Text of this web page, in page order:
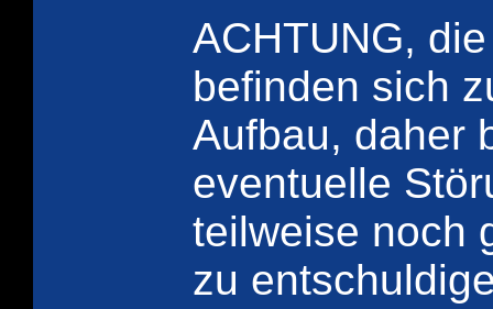
ACHTUNG,
befinden sich
Aufbau, daher
eventuelle
teilweise noch
zu